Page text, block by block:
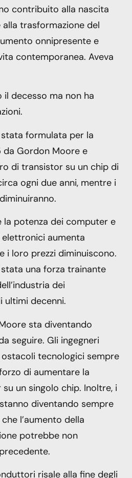
contribuito alla nascita
alla trasformazione del
onnipresente e
contemporanea. Aveva
decesso ma non ha
formulata per la
da Gordon Moore e
di transistor su un chip di
ogni due anni, mentre i
la potenza dei computer e
aumenta
i loro prezzi diminuiscono.
una forza trainante
dei
ultimi decenni.
sta diventando
seguire. Gli ingegneri
tecnologici sempre
di aumentare la
un singolo chip. Inoltre, i
diventando sempre
l’aumento della
potrebbe non
risale alla fine degli